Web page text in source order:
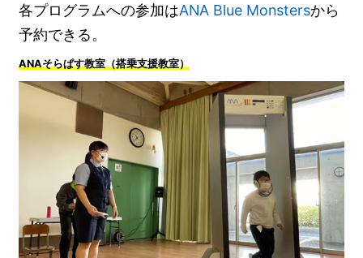
各プログラムへの参加はANA Blue Monstersから
予約できる。
ANAそらぱす教室（搭乗支援教室）